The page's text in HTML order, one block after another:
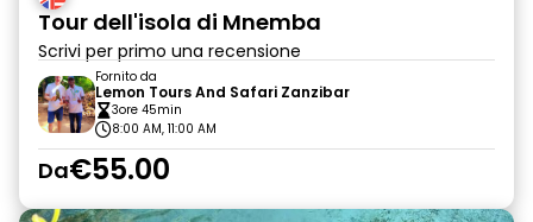
Tour dell'isola di Mnemba
Scrivi per primo una recensione
Fornito da
Lemon Tours And Safari Zanzibar
3ore 45min
8:00 AM, 11:00 AM
Da€55.00